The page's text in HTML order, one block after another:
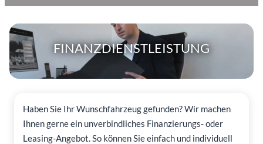
FINANZDIENSTLEISTUNG
Haben Sie Ihr Wunschfahrzeug gefunden? Wir machen
Ihnen gerne ein unverbindliches Finanzierungs- oder
Leasing-Angebot. So können Sie einfach und individuell